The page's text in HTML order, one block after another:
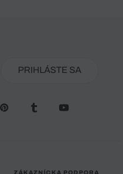
PRIHLÁSTE SA
ZÁKAZNÍCKA PODPORA